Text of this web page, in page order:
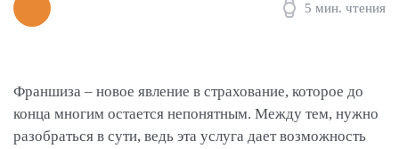
5 мин. чтения
Франшиза – новое явление в страхование, которое до
конца многим остается непонятным. Между тем, нужно
разобраться в сути, ведь эта услуга дает возможность